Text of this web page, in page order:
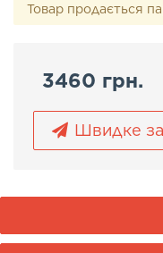
Товар продається
3460 грн.
Швидке